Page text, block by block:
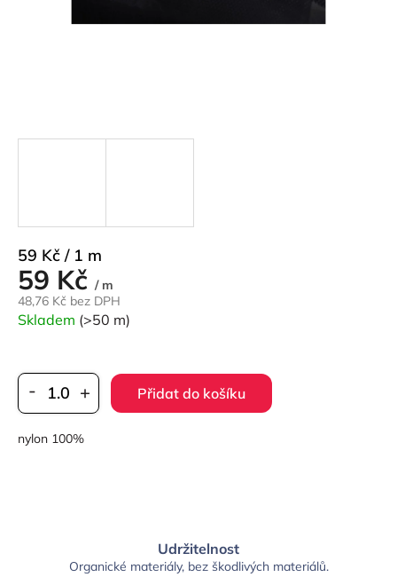
59 Kč / m
48,76 Kč bez DPH
Měrná
cena:
59 Kč / 1 m
Skladem (>50 m)
Přidat do košíku
nylon 100%
Udržitelnost
Organické materiály, bez škodlivých materiálů.